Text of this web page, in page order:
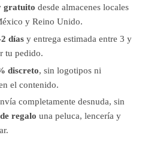
gratuito desde almacenes locales
y Reino Unido.
días y entrega estimada entre 3 y
tu pedido.
discreto, sin logotipos ni
el contenido.
completamente desnuda, sin
de regalo una peluca, lencería y